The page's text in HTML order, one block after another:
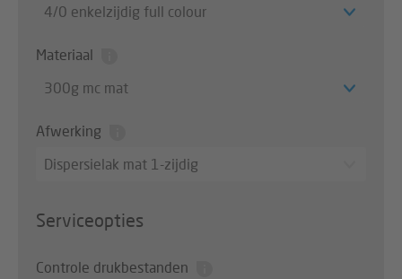
4/0 enkelzijdig full colour
Materiaal
300g mc mat
Afwerking
Dispersielak mat 1-zijdig
Serviceopties
Controle drukbestanden